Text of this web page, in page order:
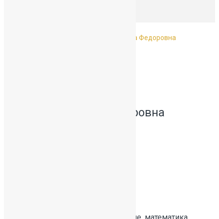
Михайлик Алла Федоровна
Михайлик Алла Федоровна